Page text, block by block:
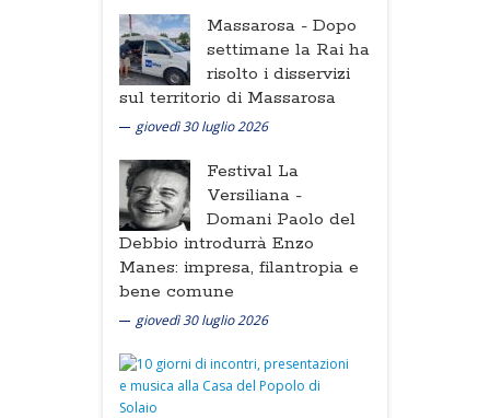
Massarosa - Dopo
settimane la Rai ha
risolto i disservizi
sul territorio di Massarosa
giovedì 30 luglio 2026
Festival La
Versiliana -
Domani Paolo del
Debbio introdurrà Enzo
Manes: impresa, filantropia e
bene comune
giovedì 30 luglio 2026